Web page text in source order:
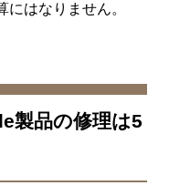
はなりません。
製品の修理は5